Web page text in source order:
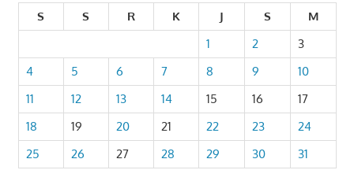
S
S R K J S
M
1
2
3
4
5 6 7 8 9
10
11
12 13 14 15 16
17
18
19 20 21 22 23
24
25
26 27 28 29 30 31